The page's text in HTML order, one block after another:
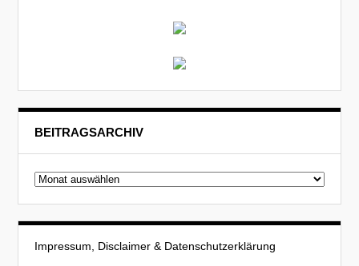
BEITRAGSARCHIV
Beitragsarchiv
Impressum, Disclaimer & Datenschutzerklärung